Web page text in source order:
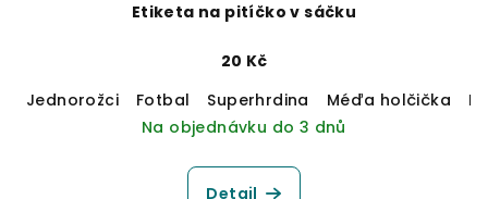
Etiketa na pitíčko v sáčku
20 Kč
Jednorožci
Fotbal Superhrdina Méďa holčička
Na objednávku do 3 dnů
Detail